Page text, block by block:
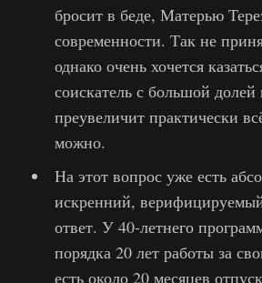
бросит в беде, Матерью
современности. Так не
однако очень хочется
соискатель с большой долей
преувеличит практически
можно.
На этот вопрос уже есть
искренний,
ответ. У 40-летнего
порядка 20 лет работы за
есть около 20 месяцев